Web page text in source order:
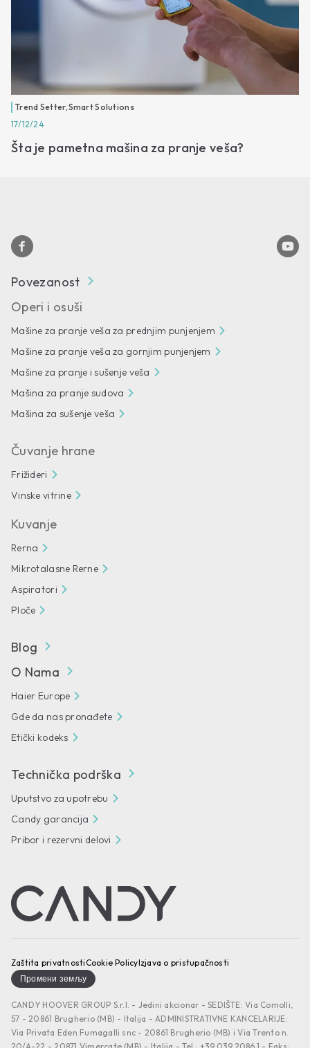
Trend Setter,Smart Solutions
17/12/24
Šta je pametna mašina za pranje veša?
Povezanost
Operi i osuši
Mašine za pranje veša za prednjim punjenjem
Mašine za pranje veša za gornjim punjenjem
Mašine za pranje i sušenje veša
Mašina za pranje sudova
Mašina za sušenje veša
Čuvanje hrane
Frižideri
Vinske vitrine
Kuvanje
Rerna
Mikrotalasne Rerne
Aspiratori
Ploče
Blog
O Nama
Haier Europe
Gde da nas pronađete
Etički kodeks
Technička podrška
Uputstvo za upotrebu
Candy garancija
Pribor i rezervni delovi
CANDY HOOVER GROUP S.r.I. - Jedini akcionar - SEDIŠTE: Via Comolli,
57 - 20861 Brugherio (MB) - Italija - ADMINISTRATIVNE KANCELARIJE:
Via Privata Eden Fumagalli snc - 20861 Brugherio (MB) i Via Trento n.
Zaštita privatnostiCookie PolicyIzjava o pristupačnosti
Промени земљу